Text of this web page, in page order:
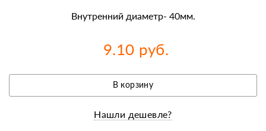
Внутренний диаметр- 40мм.
9.10 руб.
В корзину
Нашли дешевле?